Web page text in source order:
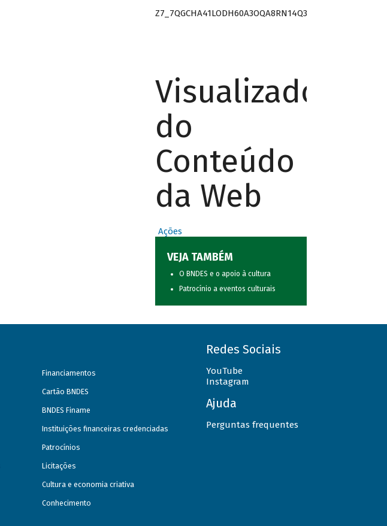
Z7_7QGCHA41LODH60A3OQA8RN14Q3
Visualizador
do
Conteúdo
da Web
Ações
VEJA TAMBÉM
O BNDES e o apoio à cultura
Patrocínio a eventos culturais
Financiamentos
Cartão BNDES
BNDES Finame
Instituições financeiras credenciadas
Patrocínios
Licitações
Cultura e economia criativa
Conhecimento
Redes Sociais
YouTube
Instagram
Ajuda
Perguntas frequentes